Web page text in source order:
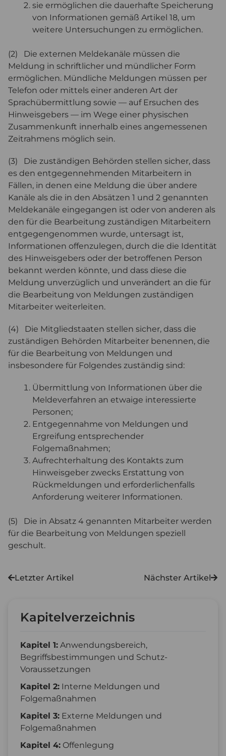
sie ermöglichen die dauerhafte Speicherung
von Informationen gemäß Artikel 18, um
weitere Untersuchungen zu ermöglichen.
(2) Die externen Meldekanäle müssen die
Meldung in schriftlicher und mündlicher Form
ermöglichen. Mündliche Meldungen müssen per
Telefon oder mittels einer anderen Art der
Sprachübermittlung sowie — auf Ersuchen des
Hinweisgebers — im Wege einer physischen
Zusammenkunft innerhalb eines angemessenen
Zeitrahmens möglich sein.
(3) Die zuständigen Behörden stellen sicher, dass
es den entgegennehmenden Mitarbeitern in
Fällen, in denen eine Meldung die über andere
Kanäle als die in den Absätzen 1 und 2 genannten
Meldekanäle eingegangen ist oder von anderen als
den für die Bearbeitung zuständigen Mitarbeitern
entgegengenommen wurde, untersagt ist,
Informationen offenzulegen, durch die die Identität
des Hinweisgebers oder der betroffenen Person
bekannt werden könnte, und dass diese die
Meldung unverzüglich und unverändert an die für
die Bearbeitung von Meldungen zuständigen
Mitarbeiter weiterleiten.
(4) Die Mitgliedstaaten stellen sicher, dass die
zuständigen Behörden Mitarbeiter benennen, die
für die Bearbeitung von Meldungen und
insbesondere für Folgendes zuständig sind:
Übermittlung von Informationen über die
Meldeverfahren an etwaige interessierte
Personen;
Entgegennahme von Meldungen und
Ergreifung entsprechender
Folgemaßnahmen;
Aufrechterhaltung des Kontakts zum
Hinweisgeber zwecks Erstattung von
Rückmeldungen und erforderlichenfalls
Anforderung weiterer Informationen.
(5) Die in Absatz 4 genannten Mitarbeiter werden
für die Bearbeitung von Meldungen speziell
geschult.
Letzter Artikel
Nächster Artikel
Kapitelverzeichnis
Kapitel 1: Anwendungsbereich,
Begriffsbestimmungen und Schutz-
Voraussetzungen
Kapitel 2: Interne Meldungen und
Folgemaßnahmen
Kapitel 3: Externe Meldungen und
Folgemaßnahmen
Kapitel 4: Offenlegung